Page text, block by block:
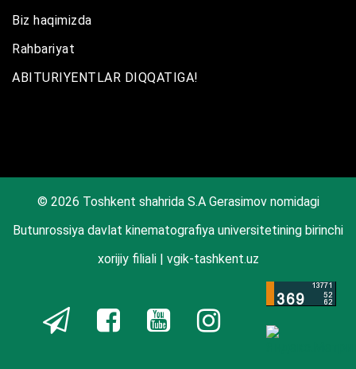
Biz haqimizda
Rahbariyat
ABITURIYENTLAR DIQQATIGA!
© 2026 Toshkent shahrida S.A Gerasimov nomidagi
Butunrossiya davlat kinematografiya universitetining birinchi
xorijiy filiali | vgik-tashkent.uz